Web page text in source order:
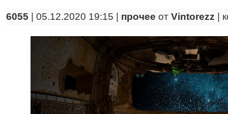
6055 | 05.12.2020 19:15 | прочее от Vintorezz